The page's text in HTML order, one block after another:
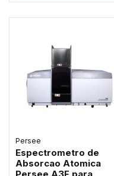
Persee
Espectrometro de
Absorcao Atomica